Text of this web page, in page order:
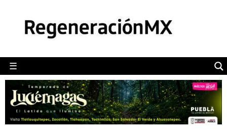
☰
POLÍTICA
CAMALEÓN
OPINIÓN
DEPORTES